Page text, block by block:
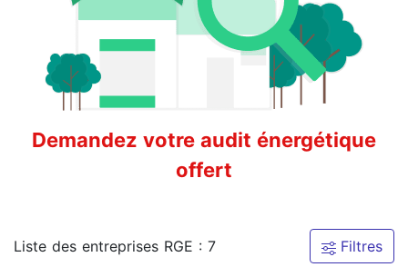
Demandez votre audit énergétique
offert
Liste des entreprises RGE : 7 Filtres